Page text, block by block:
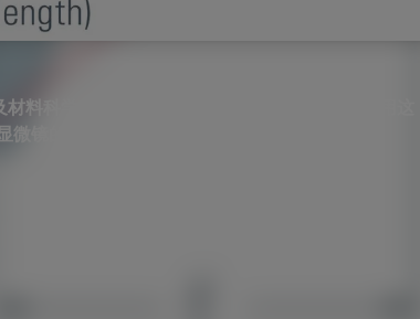
料科学当中的标准工具之一。要经济有效地使用这
微镜的基本组成部分将会获得很大的帮助。